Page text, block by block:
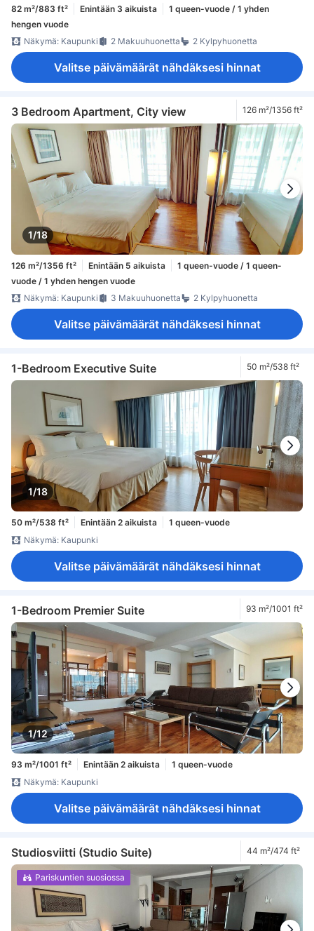
82 m²/883 ft² Enintään 3 aikuista
1 queen-vuode / 1 yhden
hengen vuode
Näkymä: Kaupunki
2 Makuuhuonetta 2 Kylpyhuonetta
Valitse päivämäärät nähdäksesi hinnat
3 Bedroom Apartment, City view 126 m²/1356 ft²
1/18
126 m²/1356 ft² Enintään 5 aikuista
1 queen-vuode / 1 queen-
vuode / 1 yhden hengen vuode
Näkymä: Kaupunki
3 Makuuhuonetta 2 Kylpyhuonetta
Valitse päivämäärät nähdäksesi hinnat
1-Bedroom Executive Suite 50 m²/538 ft²
1/18
50 m²/538 ft² Enintään 2 aikuista
1 queen-vuode
Näkymä: Kaupunki
Valitse päivämäärät nähdäksesi hinnat
1-Bedroom Premier Suite 93 m²/1001 ft²
1/12
93 m²/1001 ft² Enintään 2 aikuista
1 queen-vuode
Näkymä: Kaupunki
Valitse päivämäärät nähdäksesi hinnat
Studiosviitti (Studio Suite) 44 m²/474 ft²
Pariskuntien suosiossa